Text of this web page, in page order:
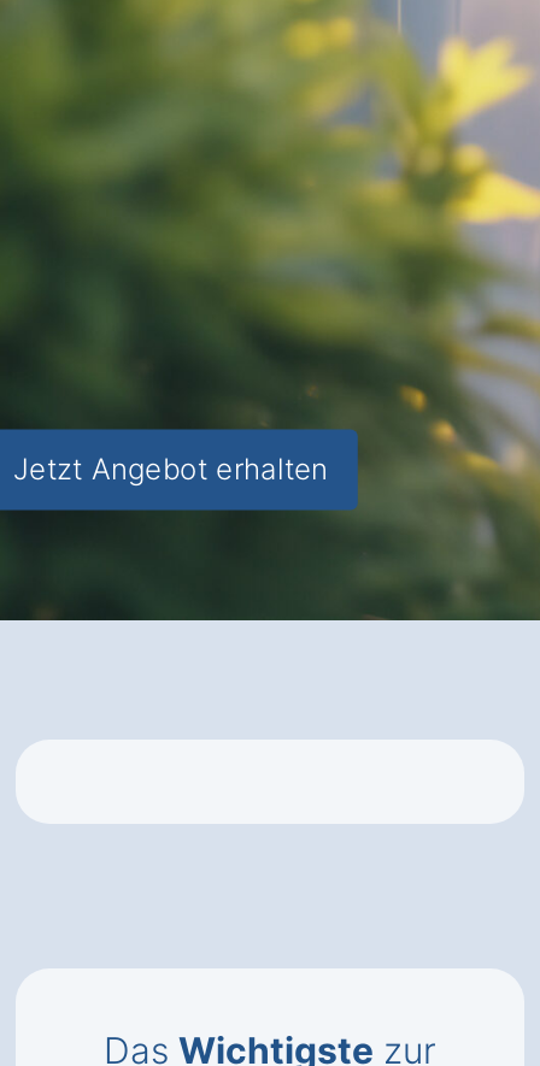
Moderne Heiztechnik mit
Wärmepumpen in Blaufelden
: Senken Sie Ihre
steigern Sie das
Wohngefühl
– profitieren Sie von
Persönliche Beratung
Experten für Wärmepumpensysteme
✅ Effizient und umweltfreundlich
Jetzt Angebot erhalten
Das Wichtigste zur